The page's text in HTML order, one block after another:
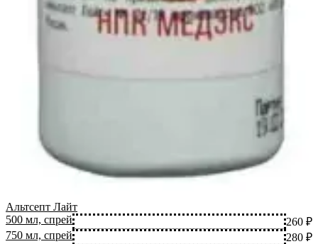
Альтсепт Лайт
500 мл, спрей
260 ₽
750 мл, спрей
280 ₽